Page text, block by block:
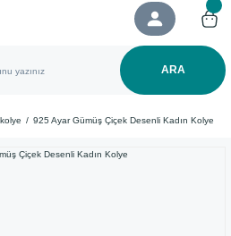
ARA
​925 Ayar Gümüş Çiçek Desenli Kadın Kolye